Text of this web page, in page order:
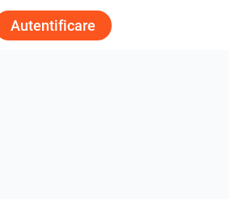
Autentificare